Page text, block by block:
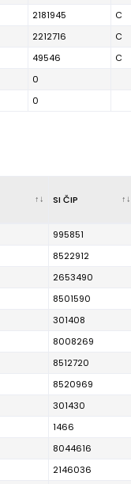
2181945 C
2212716 C
49546 C
0
0
SI ČIP
995851
8522912
2653490
8501590
301408
8008269
8512720
8520969
301430
1466
8044616
2146036